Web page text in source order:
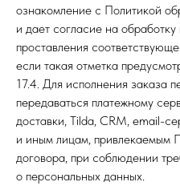
ознакомление с Политикой
и дает согласие на
проставления
если такая отметка
17.4. Для исполнения заказа
передаваться платежному
доставки, Tilda, CRM, email-
и иным лицам, привлекаемым
договора, при соблюдении
о персональных данных.